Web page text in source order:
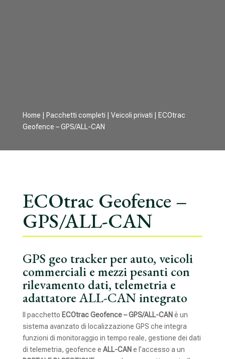
Home Pacchetti completi Veicoli privati | ECOtrac
Geofence – GPS/ALL-CAN
ECOtrac Geofence –
GPS/ALL-CAN
GPS geo tracker per auto, veicoli
commerciali e mezzi pesanti con
rilevamento dati, telemetria e
adattatore ALL-CAN integrato
Il pacchetto ECOtrac Geofence – GPS/ALL-CAN è un
sistema avanzato di localizzazione GPS che integra
funzioni di monitoraggio in tempo reale, gestione dei dati
di telemetria, geofence e ALL-CAN e l’accesso a un